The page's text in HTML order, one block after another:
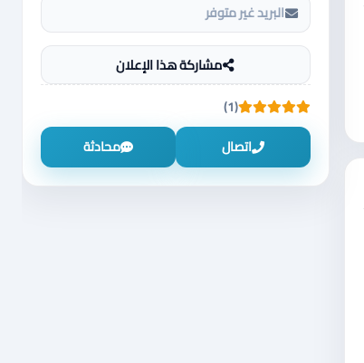
البريد غير متوفر
مشاركة هذا الإعلان
(1)
اتصال
محادثة